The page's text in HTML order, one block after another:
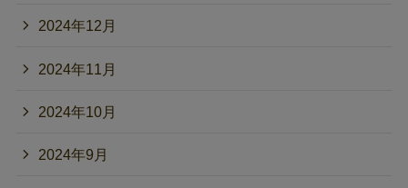
2024年12月
2024年11月
2024年10月
2024年9月